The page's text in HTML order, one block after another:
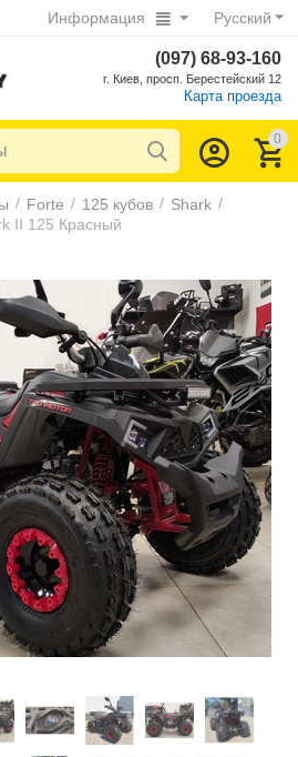
Русский
Информация
(097) 68-93-160
г. Киев, просп. Берестейский 12
Карта проезда
0
/ Forte / 125 кубов / Shark /
II 125 Красный